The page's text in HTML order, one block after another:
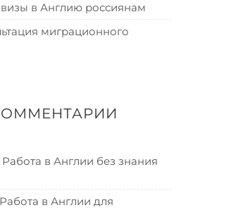
в Англию россиянам
миграционного
Работа в Англии без знания
Работа в Англии для